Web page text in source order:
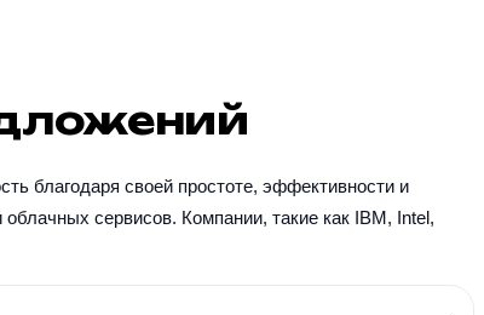
благодаря своей простоте, эффективности и
сервисов. Компании, такие как IBM, Intel,